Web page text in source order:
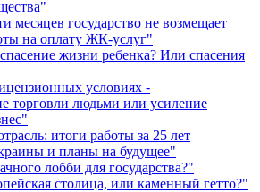
месяцев государство не возмещает
на оплату ЖК-услуг"
жизни ребенка? Или спасения
условиях -
торговли людьми или усиление
итоги работы за 25 лет
и планы на будущее"
лобби для государства?"
столица, или каменный гетто?"